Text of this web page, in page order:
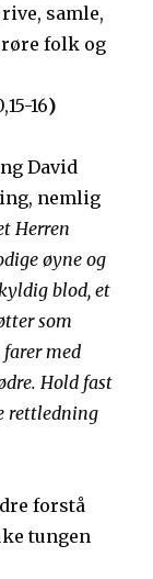
samle,
folk og
16)
David
nemlig
Herren
øyne og
blod, et
som
farer med
Hold fast
rettledning
forstå
tungen